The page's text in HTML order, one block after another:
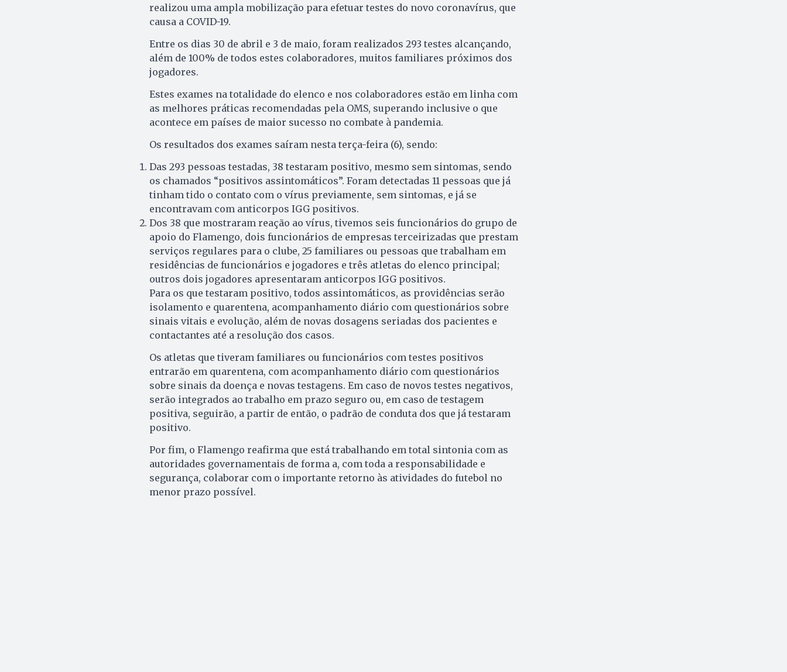
realizou uma ampla mobilização para efetuar testes do novo coronavírus, que
causa a COVID-19.
Entre os dias 30 de abril e 3 de maio, foram realizados 293 testes alcançando,
além de 100% de todos estes colaboradores, muitos familiares próximos dos
jogadores.
Estes exames na totalidade do elenco e nos colaboradores estão em linha com
as melhores práticas recomendadas pela OMS, superando inclusive o que
acontece em países de maior sucesso no combate à pandemia.
Os resultados dos exames saíram nesta terça-feira (6), sendo:
Das 293 pessoas testadas, 38 testaram positivo, mesmo sem sintomas, sendo
os chamados “positivos assintomáticos”. Foram detectadas 11 pessoas que já
tinham tido o contato com o vírus previamente, sem sintomas, e já se
encontravam com anticorpos IGG positivos.
Dos 38 que mostraram reação ao vírus, tivemos seis funcionários do grupo de
apoio do Flamengo, dois funcionários de empresas terceirizadas que prestam
serviços regulares para o clube, 25 familiares ou pessoas que trabalham em
residências de funcionários e jogadores e três atletas do elenco principal;
outros dois jogadores apresentaram anticorpos IGG positivos.
Para os que testaram positivo, todos assintomáticos, as providências serão
isolamento e quarentena, acompanhamento diário com questionários sobre
sinais vitais e evolução, além de novas dosagens seriadas dos pacientes e
contactantes até a resolução dos casos.
Os atletas que tiveram familiares ou funcionários com testes positivos
entrarão em quarentena, com acompanhamento diário com questionários
sobre sinais da doença e novas testagens. Em caso de novos testes negativos,
serão integrados ao trabalho em prazo seguro ou, em caso de testagem
positiva, seguirão, a partir de então, o padrão de conduta dos que já testaram
positivo.
Por fim, o Flamengo reafirma que está trabalhando em total sintonia com as
autoridades governamentais de forma a, com toda a responsabilidade e
segurança, colaborar com o importante retorno às atividades do futebol no
menor prazo possível.